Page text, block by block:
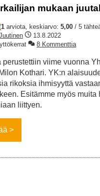
mukaan
1 arviota, keskiarvo: 5,00 / 5
13.8.2022
8 Kommenttia
perustettiin viime vuonna
Kothari. YK:n
rikoksia ihmisyyttä
Esitämme myös
liittyen.